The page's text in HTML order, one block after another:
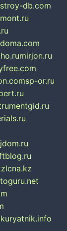
stroy-db.com
mirjon.ru
sp-or.ru
lcna.kz
kuryatnik.info